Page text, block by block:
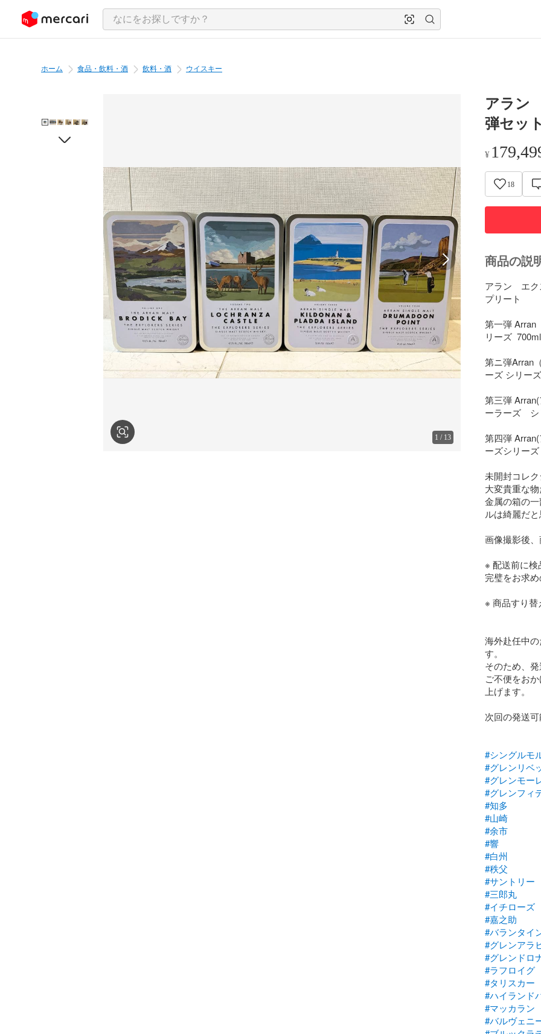
ツにスキップ
ホーム 食品・飲料・酒 飲料・酒 ウイスキー
1 / 13
アラン
弾セッ
¥
18
商品の説
アラン　エ
プリート
第一弾 Arran
リーズ
第ニ弾Arran
ーズ シリー
第三弾
ーラーズ　
第四弾
ーズシリー
未開封コレ
大変貴重な物
金属の箱の
ルは綺麗だと
画像撮影後、
※ 配送前に検
完璧をお求め
※ 商品すり替
海外赴任中
す。
そのため、
ご不便をお
上げます。
次回の発送
#シングルモ
#グレンリベ
#グレンモー
#グレンフィ
#知多
#山崎
#余市
#響
#白州
#秩父
#サントリー
#三郎丸
#イチローズ
#嘉之助
#バランタイ
#グレンアラ
#グレンドロ
#ラフロイグ
#タリスカー
#ハイランド
#マッカラン
#バルヴェニ